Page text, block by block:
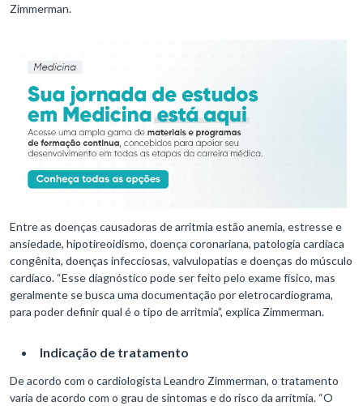
Zimmerman.
Entre as doenças causadoras de arritmia estão anemia, estresse e
ansiedade, hipotireoidismo, doença coronariana, patologia cardíaca
congênita, doenças infecciosas, valvulopatias e doenças do músculo
cardíaco. “Esse diagnóstico pode ser feito pelo exame físico, mas
geralmente se busca uma documentação por eletrocardiograma,
para poder definir qual é o tipo de arritmia”, explica Zimmerman.
Indicação de tratamento
De acordo com o cardiologista Leandro Zimmerman, o tratamento
varia de acordo com o grau de sintomas e do risco da arritmia. “O